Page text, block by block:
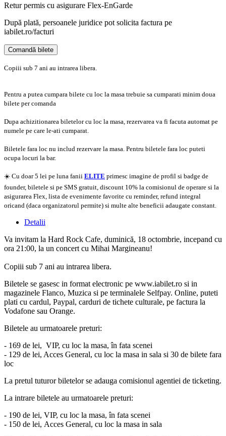
Retur permis cu asigurare Flex-EnGarde
După plată, persoanele juridice pot solicita factura pe
iabilet.ro/facturi
Comandă bilete
Copiii sub 7 ani au intrarea libera.
Pentru a putea cumpara bilete cu loc la masa trebuie sa cumparati minim doua
bilete per comanda
Dupa achizitionarea biletelor cu loc la masa, rezervarea va fi facuta automat pe
numele pe care le-ati cumparat.
Biletele fara loc nu includ rezervare la masa. Pentru biletele fara loc puteti
ocupa locuri la bar.
☀️ Cu doar 5 lei pe luna fanii ELITE primesc imagine de profil si badge de
founder, biletele si pe SMS gratuit, discount 10% la comisionul de operare si la
asigurarea Flex, lista de evenimente favorite cu reminder, refund integral
oricand (daca organizatorul permite) si multe alte beneficii adaugate constant.
Detalii
Va invitam la Hard Rock Cafe, duminică, 18 octombrie, incepand cu
ora 21:00, la un concert cu Mihai Margineanu!
Copiii sub 7 ani au intrarea libera.
Biletele se gasesc in format electronic pe www.iabilet.ro si in
magazinele Flanco, Muzica si pe terminalele Selfpay. Online, puteti
plati cu cardul, Paypal, carduri de tichete culturale, pe factura la
Vodafone sau Orange.
Biletele au urmatoarele preturi:
- 169 de lei, VIP, cu loc la masa, în fata scenei
- 129 de lei, Acces General, cu loc la masa in sala si 30 de bilete fara
loc
La pretul tuturor biletelor se adauga comisionul agentiei de ticketing.
La intrare biletele au urmatoarele preturi:
- 190 de lei, VIP, cu loc la masa, în fata scenei
- 150 de lei, Acces General, cu loc la masa in sala